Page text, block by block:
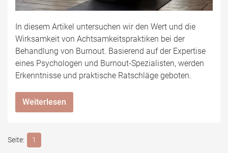
In diesem Artikel untersuchen wir den Wert und die
Wirksamkeit von Achtsamkeitspraktiken bei der
Behandlung von Burnout. Basierend auf der Expertise
eines Psychologen und Burnout-Spezialisten, werden
Erkenntnisse und praktische Ratschläge geboten.
Weiterlesen
1